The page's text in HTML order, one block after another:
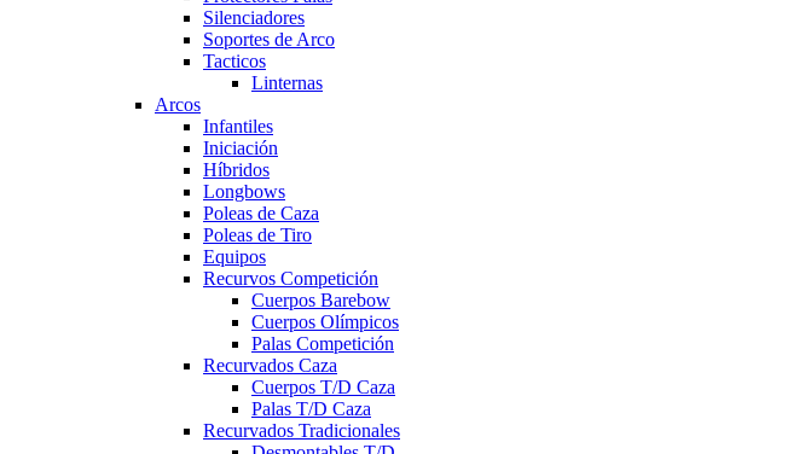
Silenciadores
Soportes de Arco
Tacticos
Linternas
Arcos
Infantiles
Iniciación
Híbridos
Longbows
Poleas de Caza
Poleas de Tiro
Equipos
Recurvos Competición
Cuerpos Barebow
Cuerpos Olímpicos
Palas Competición
Recurvados Caza
Cuerpos T/D Caza
Palas T/D Caza
Recurvados Tradicionales